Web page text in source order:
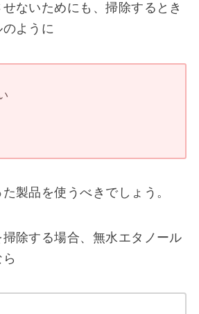
ないためにも、掃除するとき
ように
製品を使うべきでしょう。
除する場合、無水エタノール